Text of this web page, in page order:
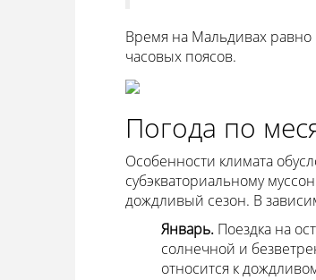
Время на Мальдивах равно
часовых поясов.
Погода по
Особенности климата
субэкваториальному
дождливый сезон. В
Январь. Поездка на
солнечной и
относится к